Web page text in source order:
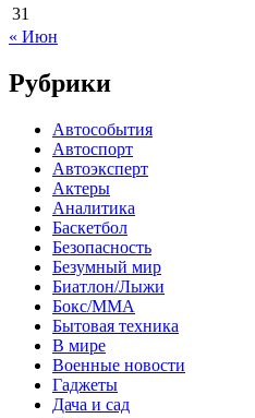
31
« Июн
Рубрики
Автособытия
Автоспорт
Автоэксперт
Актеры
Аналитика
Баскетбол
Безопасность
Безумный мир
Биатлон/Лыжи
Бокс/MMA
Бытовая техника
В мире
Военные новости
Гаджеты
Дача и сад